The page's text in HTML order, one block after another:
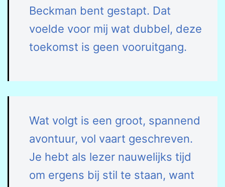
Beckman bent gestapt. Dat
voelde voor mij wat dubbel, deze
toekomst is geen vooruitgang.
Wat volgt is een groot, spannend
avontuur, vol vaart geschreven.
Je hebt als lezer nauwelijks tijd
om ergens bij stil te staan, want